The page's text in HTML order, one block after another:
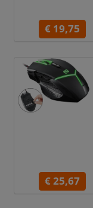
€ 19,75
€ 25,67